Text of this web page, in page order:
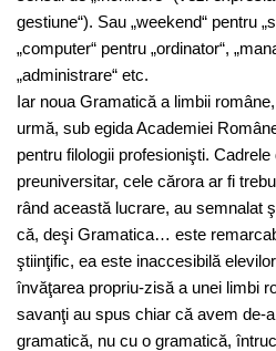
gestiune“). Sau „weekend“ pentru
„computer“ pentru „ordinator“,
„administrare“ etc.
Iar noua Gramatică a limbii
urmă, sub egida Academiei
pentru filologii profesionişti.
preuniversitar, cele cărora ar fi
rând această lucrare, au semnalat
că, deşi Gramatica… este
ştiinţific, ea este inaccesibilă
învăţarea propriu-zisă a unei limbi
savanţi au spus chiar că avem de-
gramatică, nu cu o gramatică,